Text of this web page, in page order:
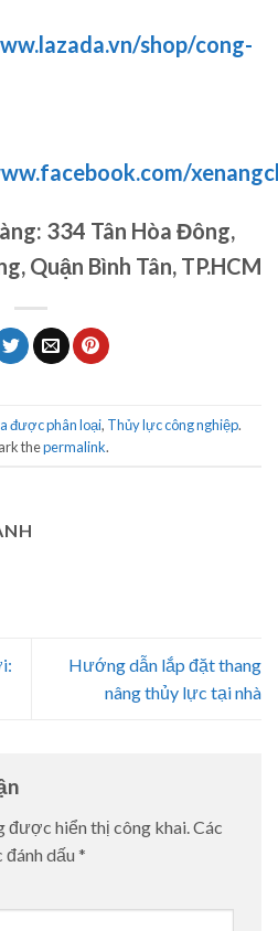
shop/cong-
334 Tân Hòa Đông,
Quận Bình Tân, TP.HCM
được phân loại, Thủy lực công nghiệp.
thepermalink.
Hướng dẫn lắp đặt thang
nâng thủy lực tại nhà
được hiển thị công khai.Các
dấu *